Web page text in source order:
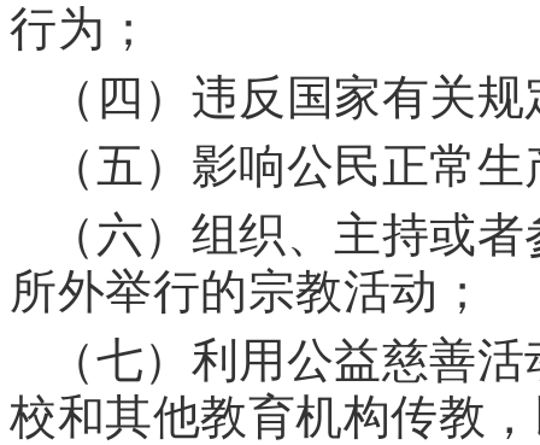
行为；
（四）违反国家有关
（五）影响公民正常
（六）组织、主持或
所外举行的宗教活动；
（七）利用公益慈善
校和其他教育机构传教